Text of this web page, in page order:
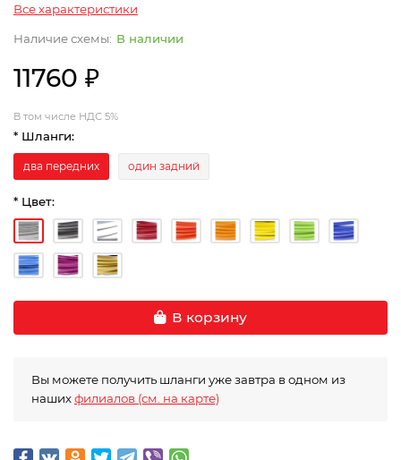
Все характеристики
В наличии
11760 ₽
В том числе НДС 5%
* Шланги:
два передних один задний
* Цвет:
В корзину
Вы можете получить шланги уже завтра в одном из
нашихфилиалов (см. на карте)